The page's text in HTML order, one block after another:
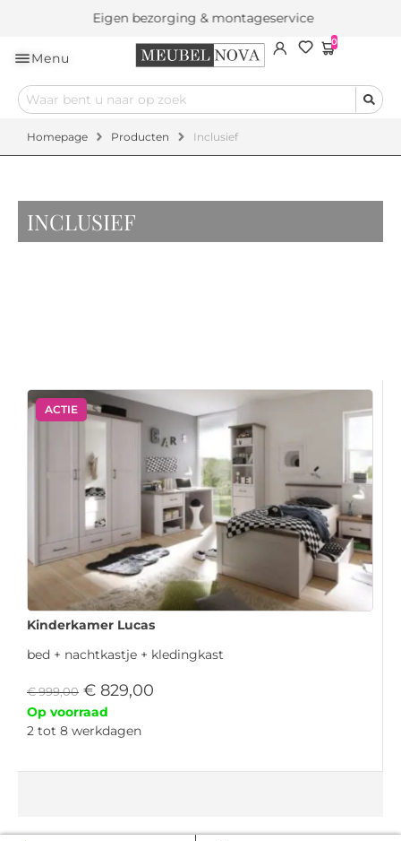
Eigen bezorging & montageservice
Menu
0
Homepage Producten Inclusief
INCLUSIEF
ACTIE
Kinderkamer Lucas
bed + nachtkastje + kledingkast
€999,00 € 829,00
Op voorraad
2 tot 8 werkdagen